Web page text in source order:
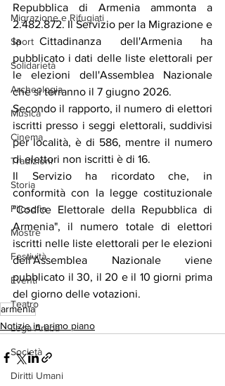
Migrazione e Rifugiati
Sport
Solidarietà
Archeologia
Musica
Cinema
Tradizioni
Storia
Filosofia
Mostre
Festività
Eventi
Teatro
Lega Araba
Società
Diritti Umani
Repubblica di Armenia ammonta a
2.482.872. Il Servizio per la Migrazione e
la Cittadinanza dell'Armenia ha
pubblicato i dati delle liste elettorali per
le elezioni dell'Assemblea Nazionale
che si terranno il 7 giugno 2026.
Secondo il rapporto, il numero di elettori
iscritti presso i seggi elettorali, suddivisi
per località, è di 586, mentre il numero
di elettori non iscritti è di 16.
Il Servizio ha ricordato che, in
conformità con la legge costituzionale
"Codice Elettorale della Repubblica di
Armenia", il numero totale di elettori
iscritti nelle liste elettorali per le elezioni
dell'Assemblea Nazionale viene
pubblicato il 30, il 20 e il 10 giorni prima
del giorno delle votazioni.
armenia
Notizie in primo piano